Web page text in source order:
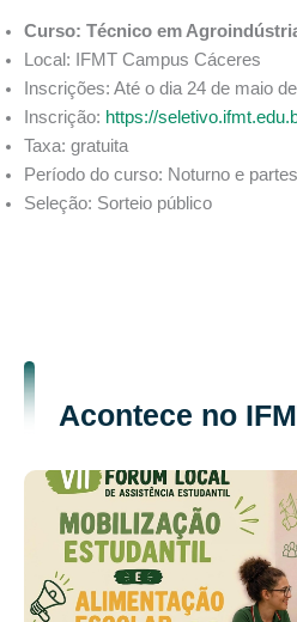
Curso: Técnico em
Local: IFMT Campus Cáceres
Inscrições: Até o dia 24 de maio
Inscrição: https://
Taxa: gratuita
Período do curso: Noturno e
Seleção: Sorteio público
Acontece no